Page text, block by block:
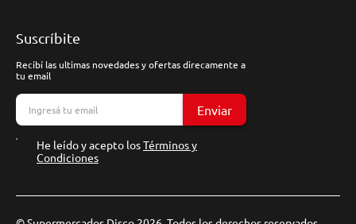
Suscríbite
Recibí las ultimas novedades y ofertas direcamente a
tu email
Enviar
He leído y acepto losTérminos y
Condiciones